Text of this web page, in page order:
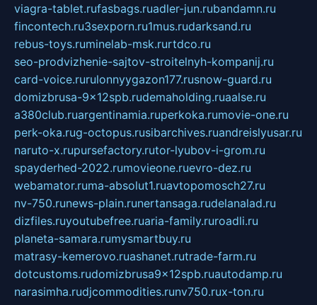
viagra-tablet.rufasbags.ruadler-jun.rubandamn.ru
fincontech.ru3sexporn.ru1mus.rudarksand.ru
rebus-toys.ruminelab-msk.rurtdco.ru
seo-prodvizhenie-sajtov-stroitelnyh-kompanij.ru
card-voice.rurulonnyygazon177.rusnow-guard.ru
domizbrusa-9x12spb.rudemaholding.ruaalse.ru
a380club.ruargentinamia.ruperkoka.rumovie-one.ru
perk-oka.rug-octopus.rusibarchives.ruandreislyusar.ru
naruto-x.rupursefactory.rutor-lyubov-i-grom.ru
spayderhed-2022.rumovieone.ruevro-dez.ru
webamator.ruma-absolut1.ruavtopomosch27.ru
nv-750.runews-plain.runertansaga.rudelanalad.ru
dizfiles.ruyoutubefree.ruaria-family.ruroadli.ru
planeta-samara.rumysmartbuy.ru
matrasy-kemerovo.ruashanet.rutrade-farm.ru
dotcustoms.rudomizbrusa9x12spb.ruautodamp.ru
narasimha.rudjcommodities.runv750.rux-ton.ru